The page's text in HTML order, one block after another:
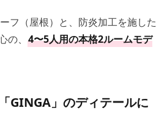
フ（屋根）と、防炎加工を施した
、 4〜5人用の本格2ルームモデ
GINGA」のディテールに